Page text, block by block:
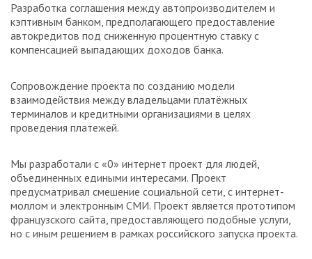
Разработка соглашения между автопроизводителем и
кэптивным банком, предполагающего предоставление
автокредитов под сниженную процентную ставку с
компенсацией выпадающих доходов банка.
Сопровождение проекта по созданию модели
взаимодействия между владельцами платёжных
терминалов и кредитными организациями в целях
проведения платежей.
Мы разработали с «0» интернет проект для людей,
объединенных едиными интересами. Проект
предусматривал смешение социальной сети, с интернет-
моллом и электронным СМИ. Проект является прототипом
французского сайта, предоставляющего подобные услуги,
но с иным решением в рамках российского запуска проекта.